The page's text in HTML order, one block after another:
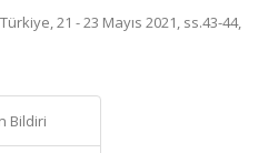
21 - 23 Mayıs 2021, ss.43-44,
Bildiri